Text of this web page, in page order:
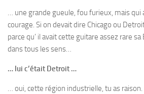
… une grande gueule, fou furieux, mais qui
courage. Si on devait dire Chicago ou
parce qu’ il avait cette guitare assez rare
dans tous les sens…
… lui c’était Detroit …
… oui, cette région industrielle, tu as